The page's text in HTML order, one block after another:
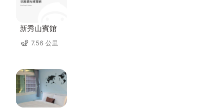
新秀山賓館
7.56 公里